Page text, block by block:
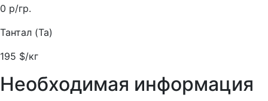
0 р/гр.
Тантал (Ta)
195 $/кг
Необходимая информация